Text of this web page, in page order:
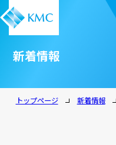
新着情報
トップページ 新着情報